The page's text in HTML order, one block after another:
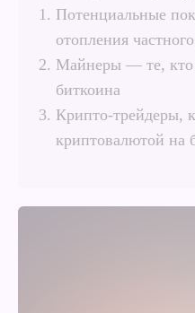
Потенциальные
отопления
Майнеры — те, кто
биткоина
Крипто-трейдеры,
криптовалютой на